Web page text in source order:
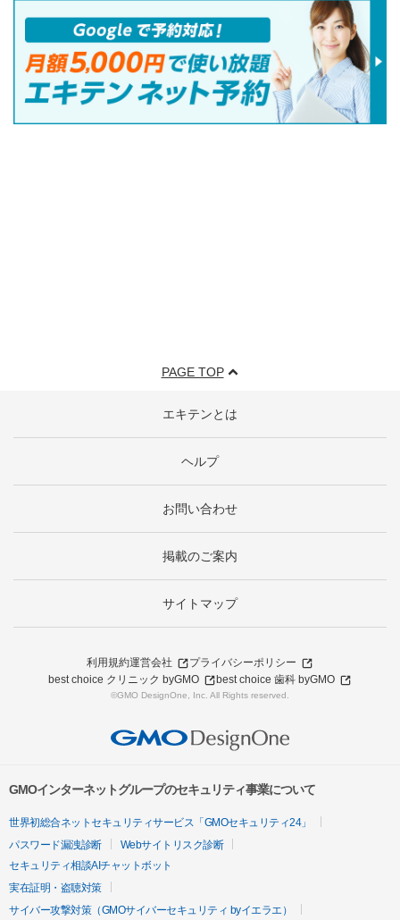
PAGE TOP
エキテンとは
ヘルプ
お問い合わせ
掲載のご案内
サイトマップ
利用規約運営会社
プライバシーポリシー
best choice クリニック byGMO
best choice 歯科 byGMO
©GMO DesignOne, Inc. All Rights reserved.
GMOインターネットグループのセキュリティ事業について
世界初総合ネットセキュリティサービス「GMOセキュリティ24」
パスワード漏洩診断
Webサイトリスク診断
セキュリティ相談AIチャットボット
実在証明・盗聴対策
サイバー攻撃対策（GMOサイバーセキュリティ byイエラエ）